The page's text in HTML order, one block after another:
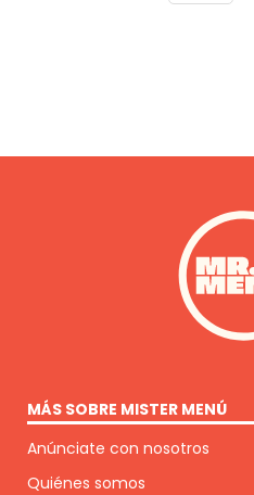
MÁS SOBRE MISTER MENÚ
Anúnciate con nosotros
Quiénes somos